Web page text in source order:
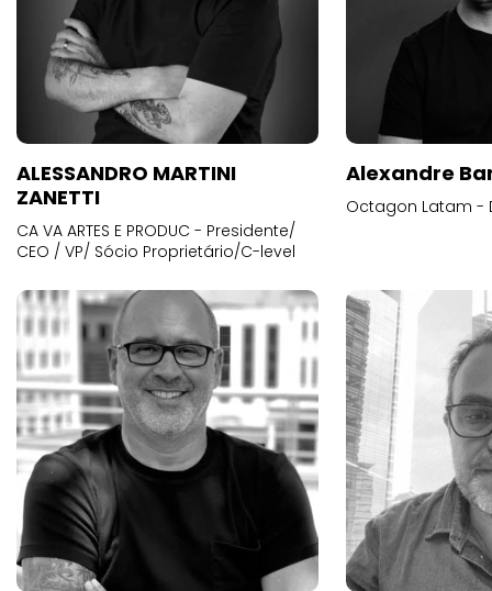
ALESSANDRO MARTINI
ZANETTI
CA VA ARTES E PRODUC - Presidente/
CEO / VP/ Sócio Proprietário/C-level
Alexandre
Octagon Latam -